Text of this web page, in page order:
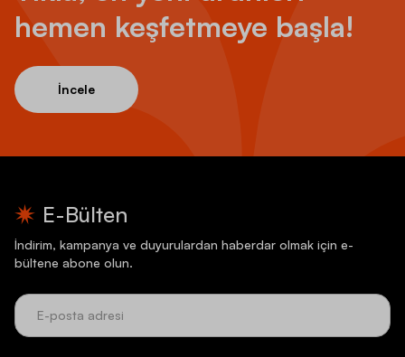
hemen keşfetmeye başla!
İncele
E-Bülten
İndirim, kampanya ve duyurulardan haberdar olmak için e-
bültene abone olun.